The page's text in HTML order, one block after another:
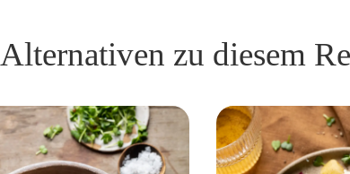
Alternativen zu diesem